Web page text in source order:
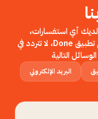
أي استفسارات،
اقتراحات، أو مشاكل أثناء استخدام تطبيق Done، لا تتردد في
التالية
البريد الإلكتروني